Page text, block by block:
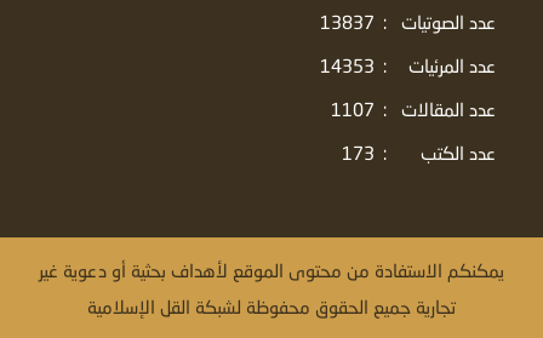
عدد الصوتيات :
13837
عدد المرئيات
:
14353
عدد المقالات
:
1107
عدد الكتب
:
173
يمكنكم الاستفادة من محتوى الموقع لأهداف بحثية أو دعوية غير
تجارية جميع الحقوق محفوظة لشبكة القل الإسلامية